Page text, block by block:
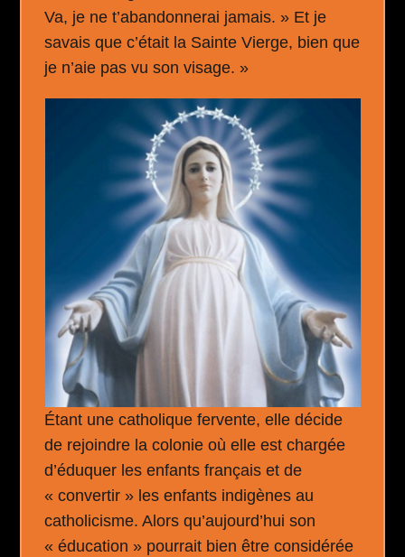
Va, je ne t’abandonnerai jamais. » Et je
savais que c’était la Sainte Vierge, bien que
je n’aie pas vu son visage. »
Étant une catholique fervente, elle décide
de rejoindre la colonie où elle est chargée
d’éduquer les enfants français et de
« convertir » les enfants indigènes au
catholicisme. Alors qu’aujourd’hui son
« éducation » pourrait bien être considérée